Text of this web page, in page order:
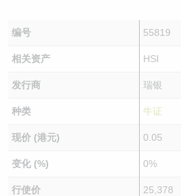
编号 55819
相关资产 HSI
发行商 瑞银
种类 牛证
现价 (港元) 0.05
变化 (%) 0%
行使价 25,378